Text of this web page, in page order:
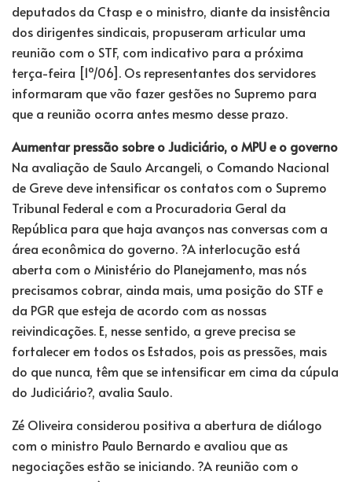
deputados da Ctasp e o ministro, diante da insistência
dos dirigentes sindicais, propuseram articular uma
reunião com o STF, com indicativo para a próxima
terça-feira [1º/06]. Os representantes dos servidores
informaram que vão fazer gestões no Supremo para
que a reunião ocorra antes mesmo desse prazo.
Aumentar pressão sobre o Judiciário, o MPU e o governo
Na avaliação de Saulo Arcangeli, o Comando Nacional
de Greve deve intensificar os contatos com o Supremo
Tribunal Federal e com a Procuradoria Geral da
República para que haja avanços nas conversas com a
área econômica do governo. ?A interlocução está
aberta com o Ministério do Planejamento, mas nós
precisamos cobrar, ainda mais, uma posição do STF e
da PGR que esteja de acordo com as nossas
reivindicações. E, nesse sentido, a greve precisa se
fortalecer em todos os Estados, pois as pressões, mais
do que nunca, têm que se intensificar em cima da cúpula
do Judiciário?, avalia Saulo.
Zé Oliveira considerou positiva a abertura de diálogo
com o ministro Paulo Bernardo e avaliou que as
negociações estão se iniciando. ?A reunião com o